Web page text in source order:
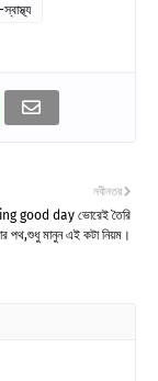
নবীনতর
good day ভোরেই তৈরি
পথ,শুধু মানুন এই কটা নিয়ম।